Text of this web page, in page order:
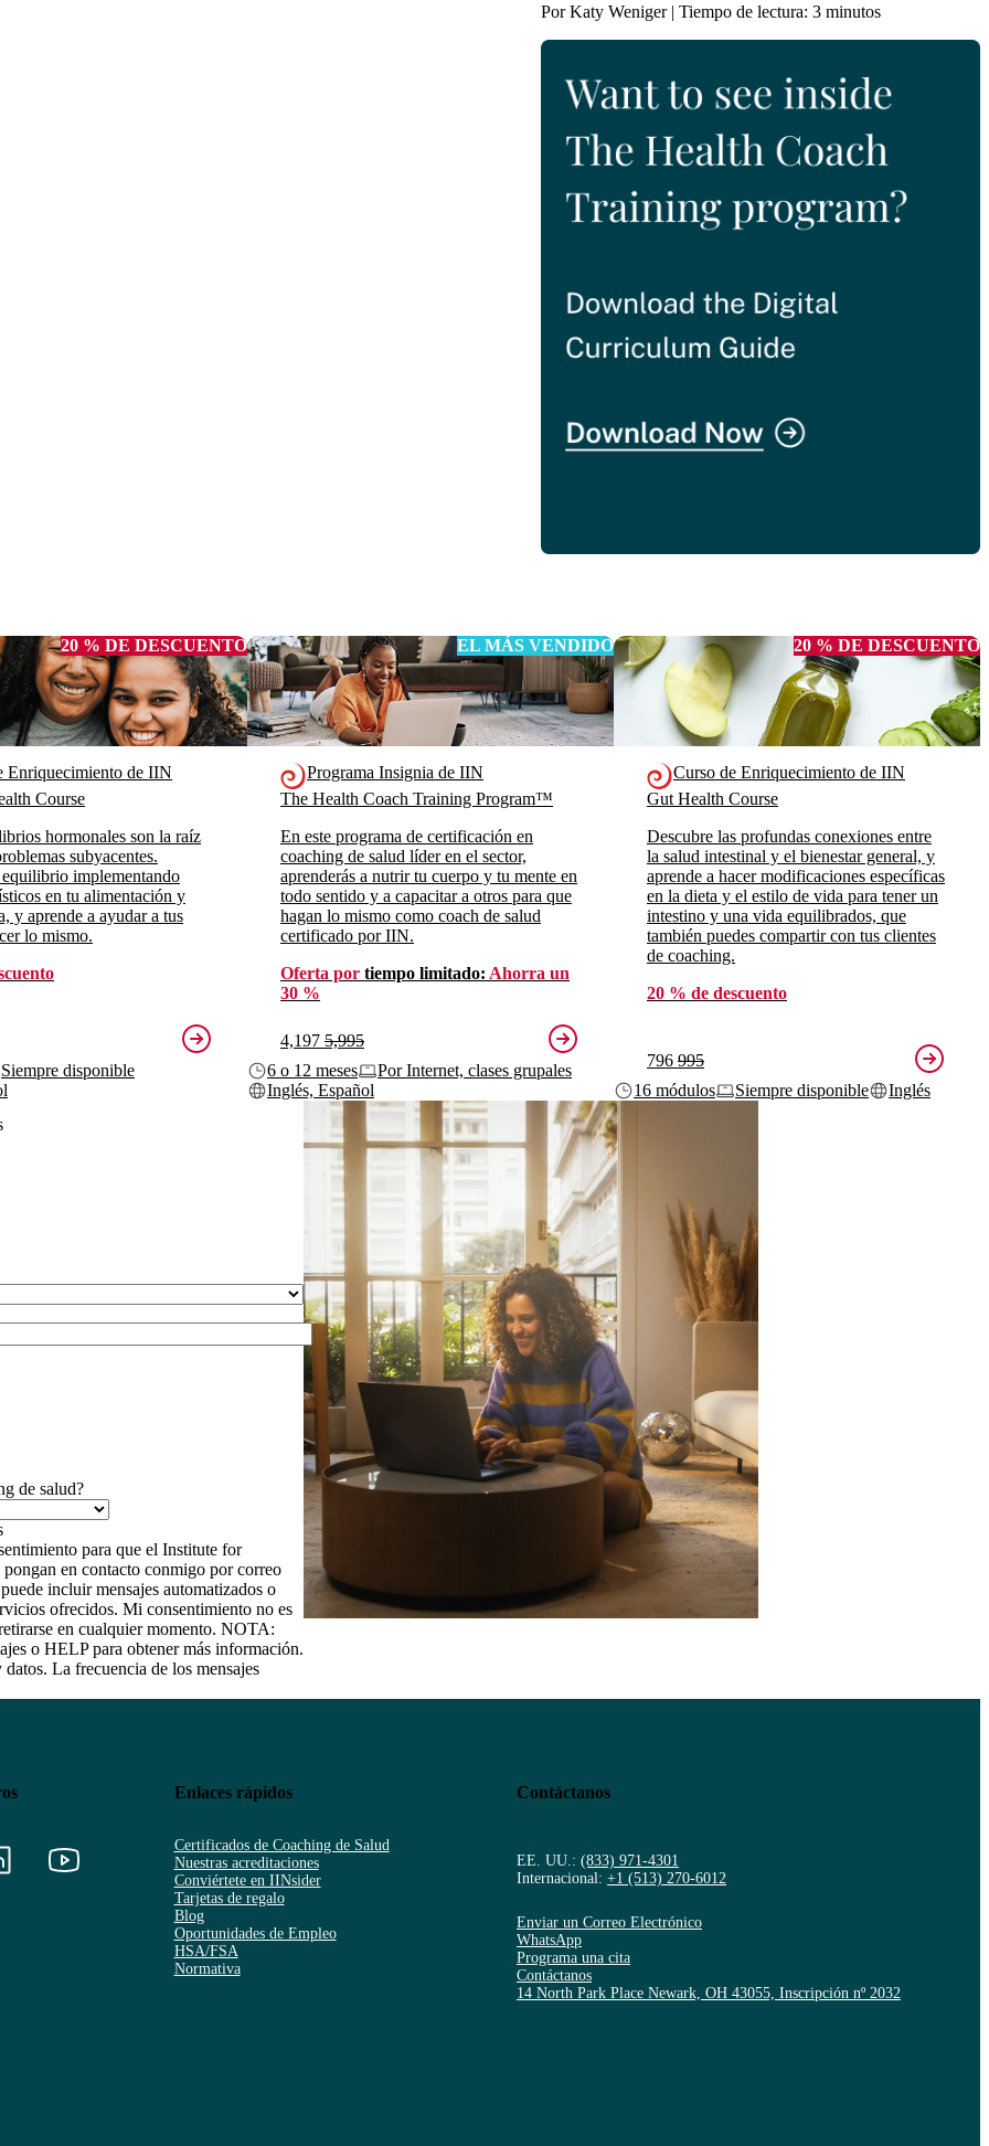
Por Katy Weniger | Tiempo de lectura: 3 minutos
20 % DE DESCUENTO
Enriquecimiento de IIN
Course
hormonales son la raíz
subyacentes.
implementando
en tu alimentación y
y aprende a ayudar a tus
lo mismo.
Siempre disponible
EL MÁS VENDIDO
Programa Insignia de IIN
The Health Coach Training Program™
En este programa de certificación en
coaching de salud líder en el sector,
aprenderás a nutrir tu cuerpo y tu mente en
todo sentido y a capacitar a otros para que
hagan lo mismo como coach de salud
certificado por IIN.
Oferta por tiempo limitado: Ahorra un
30 %
4,197 5,995
6 o 12 meses
Por Internet, clases grupales
Inglés, Español
20 % DE DESCUENTO
Curso de Enriquecimiento de IIN
Gut Health Course
Descubre las profundas conexiones entre
la salud intestinal y el bienestar general, y
aprende a hacer modificaciones específicas
en la dieta y el estilo de vida para tener un
intestino y una vida equilibrados, que
también puedes compartir con tus clientes
de coaching.
20 % de descuento
796 995
16 módulos
Siempre disponible
Inglés
de salud?
para que el Institute for
en contacto conmigo por correo
incluir mensajes automatizados o
ofrecidos. Mi consentimiento no es
en cualquier momento. NOTA:
o HELP para obtener más información.
La frecuencia de los mensajes
Enlaces rápidos
Certificados de Coaching de Salud
Nuestras acreditaciones
Conviértete en IINsider
Tarjetas de regalo
Blog
Oportunidades de Empleo
HSA/FSA
Normativa
Contáctanos
EE. UU.:(833) 971-4301
Internacional:+1 (513) 270-6012
Enviar un Correo Electrónico
WhatsApp
Programa una cita
Contáctanos
14 North Park Place Newark, OH 43055, Inscripción nº 2032